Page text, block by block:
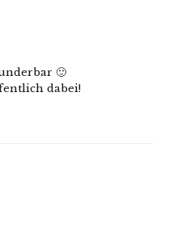
🙂
dabei!